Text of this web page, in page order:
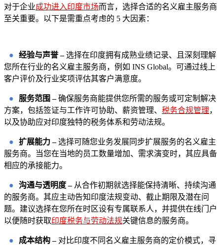
对于企业成功进入印度市场而言，选择合适的名义雇主服务商
至关重要。以下是需重点考虑的 5 大因素：
● 经验与声誉 –选择在印度拥有成熟业绩记录、且深刻理解
您所在行业的名义雇主服务商，例如 INS Global。可通过线上
客户评价及行业奖项评估其客户满意度。
● 服务范围 –确保服务商能提供您所需的服务或可定制解决
方案，包括签证与工作许可协助、薪资管理、 税务合规管理，
以及协助应对印度独特的税务体系和劳动法规。
● 扩展能力 –选择可随您业务发展同步扩展服务的名义雇主
服务商。当您在当地的员工数量增加、需求演变时，其应具备
相应的承接能力。
● 沟通与透明度 – 从合作初期就选择能保持清晰、持续沟通
的服务商。其应主动告知印度法规变动、截止期限及潜在问
题。建议选择在您所在时区设有专属联系人，并提供在线门户
以便随时获取印度税务与劳动法规关键信息的服务商。
● 成本结构 –对比印度不同名义雇主服务商的定价模式，寻